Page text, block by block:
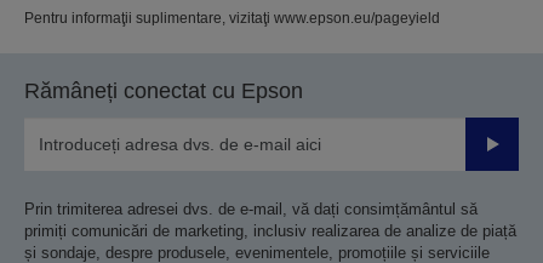
Pentru informaţii suplimentare, vizitaţi www.epson.eu/pageyield
Rămâneți conectat cu Epson
Prin trimiterea adresei dvs. de e-mail, vă dați consimțământul să
primiți comunicări de marketing, inclusiv realizarea de analize de piață
și sondaje, despre produsele, evenimentele, promoțiile și serviciile